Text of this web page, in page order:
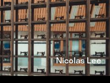
Nicolas Lee